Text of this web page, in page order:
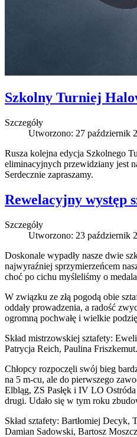
Szkolny Turniej
Szczegóły
Utworzono: 27 październik
Rusza kolejna edycja Szkolnego
eliminacyjnych przewidziany jest
Serdecznie zapraszamy.
Rewelacyjny występ
Szczegóły
Utworzono: 23 październik
Doskonale wypadły nasze dwie
najwyraźniej sprzymierzeńcem
choć po cichu myśleliśmy o
W związku ze złą pogodą obie
oddały prowadzenia, a radość
ogromną pochwałę i wielkie
Skład mistrzowskiej sztafety:
Patrycja Reich, Paulina
Chłopcy rozpoczęli swój bieg
na 5 m-cu, ale do pierwszego
Elbląg, ZS Pasłęk i IV LO
drugi. Udało się w tym roku
Skład sztafety: Bartłomiej
Damian Sadowski, Bartosz